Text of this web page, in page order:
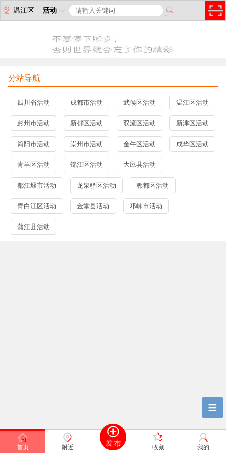
温江区 活动
首页 附近 收藏 我的
分站导航
≡
四川省活动 成都市活动 武侯区活动 温江区活动
彭州市活动 新都区活动 双流区活动 新津区活动
简阳市活动 崇州市活动 金牛区活动 成华区活动
青羊区活动 锦江区活动 大邑县活动
都江堰市活动 龙泉驿区活动 郫都区活动
青白江区活动 金堂县活动 邛崃市活动
蒲江县活动